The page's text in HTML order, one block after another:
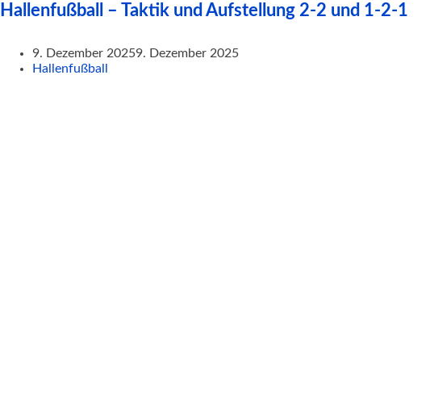
Hallenfußball – Taktik und Aufstellung 2-2 und 1-2-1
9. Dezember 20259. Dezember 2025
Hallenfußball